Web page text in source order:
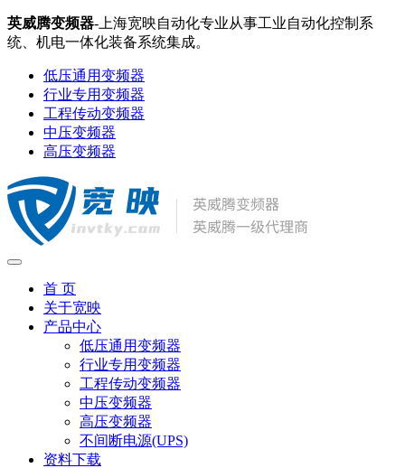
英威腾变频器-上海宽映自动化专业从事工业自动化控制系
统、机电一体化装备系统集成。
低压通用变频器
行业专用变频器
工程传动变频器
中压变频器
高压变频器
首 页
关于宽映
产品中心
低压通用变频器
行业专用变频器
工程传动变频器
中压变频器
高压变频器
不间断电源(UPS)
资料下载